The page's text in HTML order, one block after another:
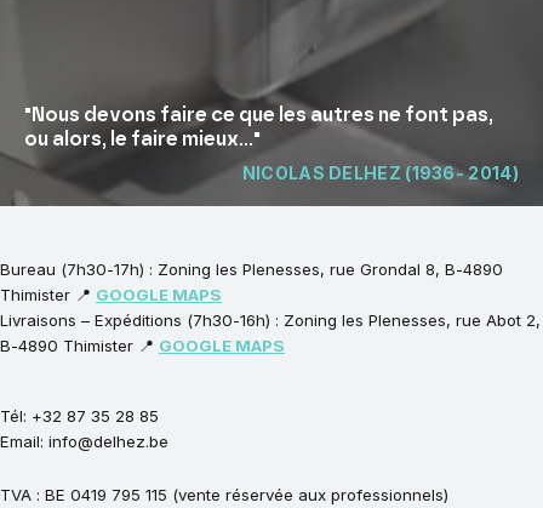
"Nous devons faire ce que les autres ne font pas,
ou alors, le faire mieux..."
NICOLAS DELHEZ (1936- 2014)
Bureau (7h30-17h) : Zoning les Plenesses, rue Grondal 8, B-4890
Thimister 📍 GOOGLE MAPS
Livraisons – Expéditions (7h30-16h) : Zoning les Plenesses, rue Abot 2,
B-4890 Thimister 📍 GOOGLE MAPS
Tél: +32 87 35 28 85
Email: info@delhez.be
TVA : BE 0419 795 115 (vente réservée aux professionnels)